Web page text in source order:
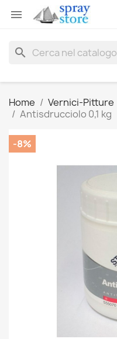

search
Home Vernici-Pitture
Antisdrucciolo 0,1 kg
-8%